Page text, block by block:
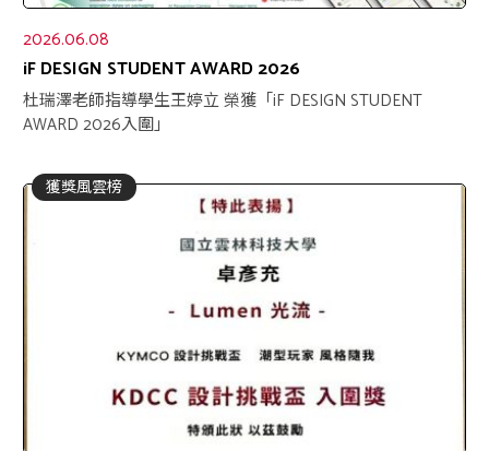
2026.06.08
iF DESIGN STUDENT AWARD 2026
杜瑞澤老師指導學生王婷立 榮獲「iF DESIGN STUDENT
AWARD 2026入圍」
獲獎風雲榜